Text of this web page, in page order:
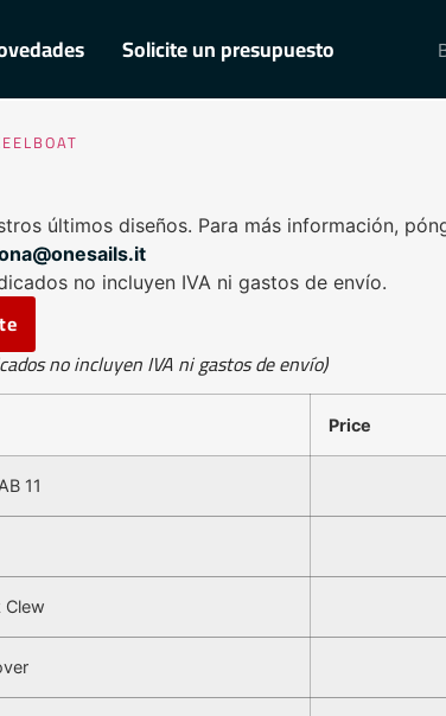
Solicite un presupuesto
últimos diseños. Para más información,
no incluyen IVA ni gastos de envío.
no incluyen IVA ni gastos de envío)
Price
11
Clew